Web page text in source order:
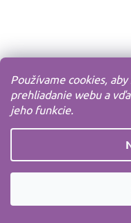
Používame cookies,
prehliadanie webu a
jeho funkcie.